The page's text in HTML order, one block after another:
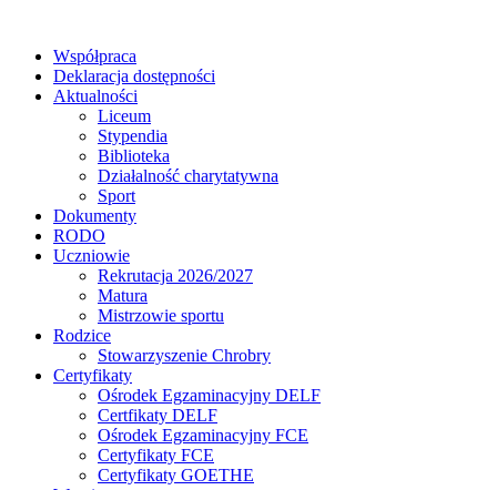
Współpraca
Deklaracja dostępności
Aktualności
Liceum
Stypendia
Biblioteka
Działalność charytatywna
Sport
Dokumenty
RODO
Uczniowie
Rekrutacja 2026/2027
Matura
Mistrzowie sportu
Rodzice
Stowarzyszenie Chrobry
Certyfikaty
Ośrodek Egzaminacyjny DELF
Certfikaty DELF
Ośrodek Egzaminacyjny FCE
Certyfikaty FCE
Certyfikaty GOETHE